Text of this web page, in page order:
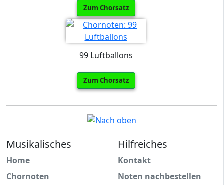
Zum Chorsatz
99 Luftballons
Zum Chorsatz
Musikalisches
Home
Chornoten
Hilfreiches
Kontakt
Noten nachbestellen